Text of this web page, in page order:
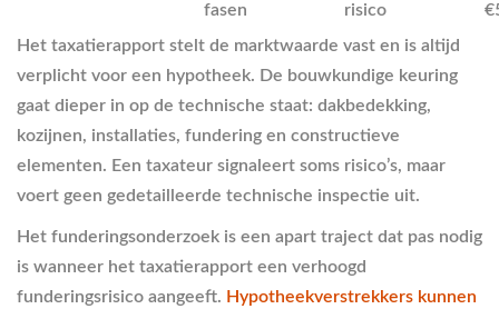
fasen
risico
Het taxatierapport stelt de marktwaarde vast en is altijd
verplicht voor een hypotheek. De bouwkundige keuring
gaat dieper in op de technische staat: dakbedekking,
kozijnen, installaties, fundering en constructieve
elementen. Een taxateur signaleert soms risico’s, maar
voert geen gedetailleerde technische inspectie uit.
Het funderingsonderzoek is een apart traject dat pas nodig
is wanneer het taxatierapport een verhoogd
funderingsrisico aangeeft. Hypotheekverstrekkers kunnen